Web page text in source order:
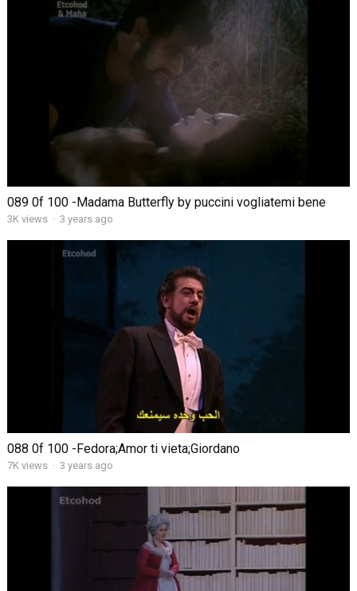
089 0f 100 -Madama Butterfly by puccini vogliatemi bene
3K views · 3 years ago
088 0f 100 -Fedora;Amor ti vieta;Giordano
7K views · 3 years ago